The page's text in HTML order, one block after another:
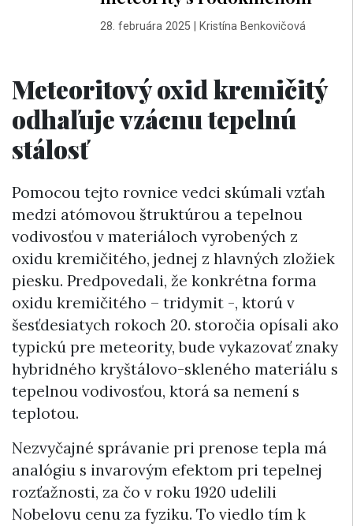
28. februára 2025| Kristína Benkovičová
Meteoritový oxid kremičitý
odhaľuje vzácnu tepelnú
stálosť
Pomocou tejto rovnice vedci skúmali vzťah
medzi atómovou štruktúrou a tepelnou
vodivosťou v materiáloch vyrobených z
oxidu kremičitého, jednej z hlavných zložiek
piesku. Predpovedali, že konkrétna forma
oxidu kremičitého – tridymit -, ktorú v
šesťdesiatych rokoch 20. storočia opísali ako
typickú pre meteority, bude vykazovať znaky
hybridného kryštálovo-skleného materiálu s
tepelnou vodivosťou, ktorá sa nemení s
teplotou.
Nezvyčajné správanie pri prenose tepla má
analógiu s invarovým efektom pri tepelnej
rozťažnosti, za čo v roku 1920 udelili
Nobelovu cenu za fyziku. To viedlo tím k